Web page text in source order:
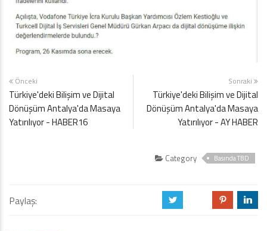
Önceki
Türkiye'deki Bilişim ve Dijital
Dönüşüm Antalya'da Masaya
Yatırılıyor - HABER16
Sonraki
Türkiye'deki Bilişim ve Dijital
Dönüşüm Antalya'da Masaya
Yatırılıyor - AY HABER
Category Basında TBD
Paylaş: a d j